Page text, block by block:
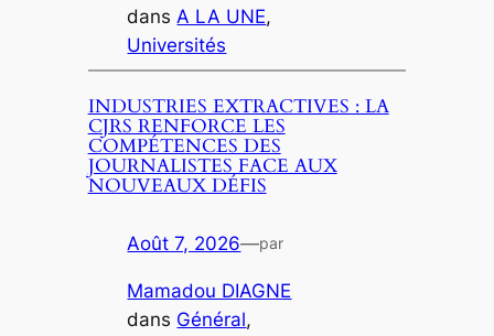
dans A LA UNE
Universités
INDUSTRIES EXTRACTIVES : LA
CJRS RENFORCE LES
COMPÉTENCES DES
JOURNALISTES FACE AUX
NOUVEAUX DÉFIS
Août 7, 2026—par
Mamadou DIAGNE
dans Général